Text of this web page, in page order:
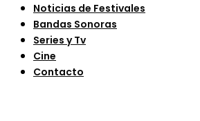
Noticias de Festivales
Bandas Sonoras
Series y Tv
Cine
Contacto